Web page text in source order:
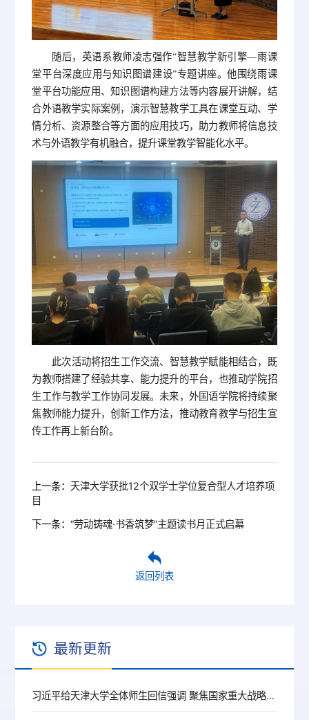
随后，英语系教师凌志强作“智慧教学新引擎—雨课
堂平台深度应用与知识图谱建设”专题讲座。他围绕雨课
堂平台功能应用、知识图谱构建方法等内容展开讲解，结
合外语教学实际案例，演示智慧教学工具在课堂互动、学
情分析、资源整合等方面的应用技巧，助力教师将信息技
术与外语教学有机融合，提升课堂教学智能化水平。
此次活动将招生工作交流、智慧教学赋能相结合，既
为教师搭建了经验共享、能力提升的平台，也推动学院招
生工作与教学工作协同发展。未来，外国语学院将持续聚
焦教师能力提升，创新工作方法，推动教育教学与招生宣
传工作再上新台阶。
上一条： 天津大学获批12个双学士学位复合型人才培养项
目
下一条：“劳动铸魂·书香筑梦”主题读书月正式启幕
返回列表
最新更新
习近平给天津大学全体师生回信强调 聚焦国家重大战略需求提高人才培养质量 更好服务经济社会发展